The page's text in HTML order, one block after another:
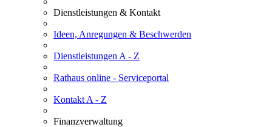
Dienstleistungen & Kontakt
Ideen, Anregungen & Beschwerden
Dienstleistungen A - Z
Rathaus online - Serviceportal
Kontakt A - Z
Finanzverwaltung